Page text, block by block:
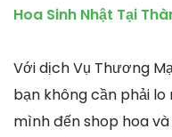
Hoa Sinh Nhật Tại
Với dịch Vụ Thương
bạn không cần phải
mình đến shop hoa